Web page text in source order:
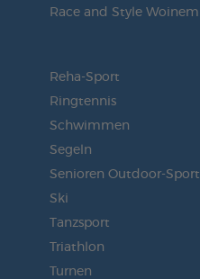
Race and Style Woinem
Reha-Sport
Ringtennis
Schwimmen
Segeln
Senioren Outdoor-Sport
Ski
Tanzsport
Triathlon
Turnen